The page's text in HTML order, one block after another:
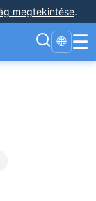
megtekintése.
🌐 ☰